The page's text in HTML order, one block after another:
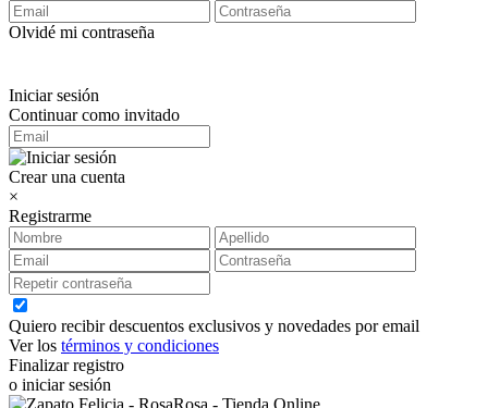
Olvidé mi contraseña
Iniciar sesión
Continuar como invitado
Crear una cuenta
×
Registrarme
Quiero recibir descuentos exclusivos y novedades por email
Ver los términos y condiciones
Finalizar registro
o iniciar sesión